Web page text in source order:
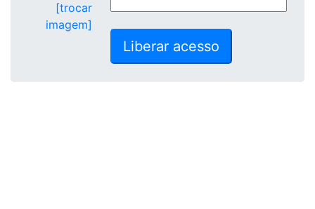
[trocar
imagem]